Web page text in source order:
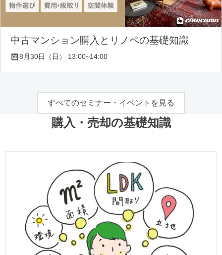
中古マンション購入とリノベの基礎知識
8月30日（日） 13:00~14:00
すべてのセミナー・イベントを見る
購入・売却の基礎知識